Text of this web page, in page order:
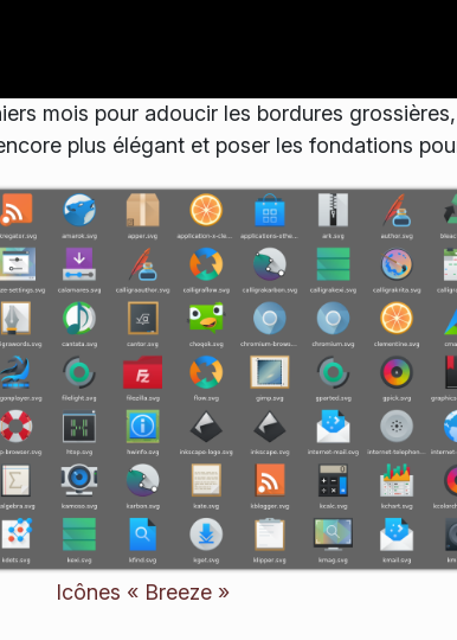
mois pour adoucir les bordures
plus élégant et poser les fondations
Icônes « Breeze »